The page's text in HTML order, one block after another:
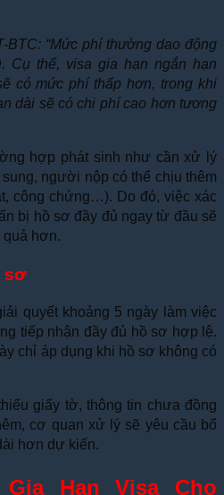
BTC: “Mức phí thường dao động
Cụ thể, visa gia hạn ngắn hạn
có mức phí thấp hơn, trong khi
dài sẽ có chi phí cao hơn tương
hợp phát sinh như cần xử lý
người nộp có thể chịu thêm
công chứng…). Do đó, việc xác
bị hồ sơ đầy đủ ngay từ đầu sẽ
quả hơn.
sơ
quyết khoảng 5 ngày làm việc
tiếp nhận đầy đủ hồ sơ hợp lệ.
chỉ áp dụng khi hồ sơ không có
giấy tờ, thông tin chưa đồng
cơ quan xử lý sẽ yêu cầu bổ
hơn dự kiến.
Hạn Visa Cho